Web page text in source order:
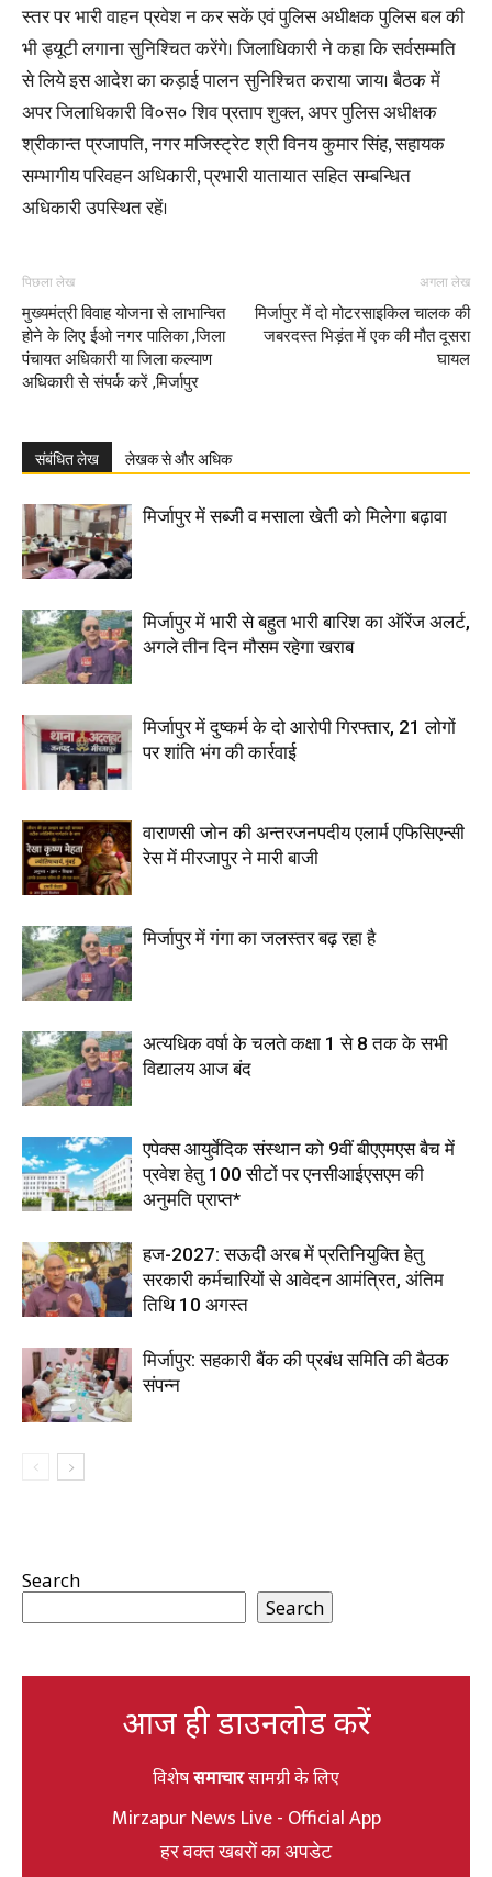
स्तर पर भारी वाहन प्रवेश न कर सकें एवं पुलिस अधीक्षक पुलिस बल की
भी ड्यूटी लगाना सुनिश्चित करेंगे। जिलाधिकारी ने कहा कि सर्वसम्मति
से लिये इस आदेश का कड़ाई पालन सुनिश्चित कराया जाय। बैठक में
अपर जिलाधिकारी वि०स० शिव प्रताप शुक्ल, अपर पुलिस अधीक्षक
श्रीकान्त प्रजापति, नगर मजिस्ट्रेट श्री विनय कुमार सिंह, सहायक
सम्भागीय परिवहन अधिकारी, प्रभारी यातायात सहित सम्बन्धित
अधिकारी उपस्थित रहें।
पिछला लेख
मुख्यमंत्री विवाह योजना से लाभान्वित
होने के लिए ईओ नगर पालिका ,जिला
पंचायत अधिकारी या जिला कल्याण
अधिकारी से संपर्क करें ,मिर्जापुर
अगला लेख
मिर्जापुर में दो मोटरसाइकिल चालक की
जबरदस्त भिड़ंत में एक की मौत दूसरा
घायल
संबंधित लेख लेखक से और अधिक
मिर्जापुर में सब्जी व मसाला खेती को मिलेगा बढ़ावा
मिर्जापुर में भारी से बहुत भारी बारिश का ऑरेंज अलर्ट,
अगले तीन दिन मौसम रहेगा खराब
मिर्जापुर में दुष्कर्म के दो आरोपी गिरफ्तार, 21 लोगों
पर शांति भंग की कार्रवाई
वाराणसी जोन की अन्तरजनपदीय एलार्म एफिसिएन्सी
रेस में मीरजापुर ने मारी बाजी
मिर्जापुर में गंगा का जलस्तर बढ़ रहा है
अत्यधिक वर्षा के चलते कक्षा 1 से 8 तक के सभी
विद्यालय आज बंद
एपेक्स आयुर्वेदिक संस्थान को 9वीं बीएएमएस बैच में
प्रवेश हेतु 100 सीटों पर एनसीआईएसएम की
अनुमति प्राप्त*
हज-2027: सऊदी अरब में प्रतिनियुक्ति हेतु
सरकारी कर्मचारियों से आवेदन आमंत्रित, अंतिम
तिथि 10 अगस्त
मिर्जापुर: सहकारी बैंक की प्रबंध समिति की बैठक
संपन्न
Search
Search
आज ही डाउनलोड करें
विशेषसमाचारसामग्री के लिए
Mirzapur News Live - Official App
हर वक्त खबरों का अपडेट